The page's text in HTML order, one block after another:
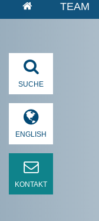
TEAM
SUCHE
ENGLISH
KONTAKT